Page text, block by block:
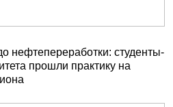
нефтепереработки: студенты-
прошли практику на